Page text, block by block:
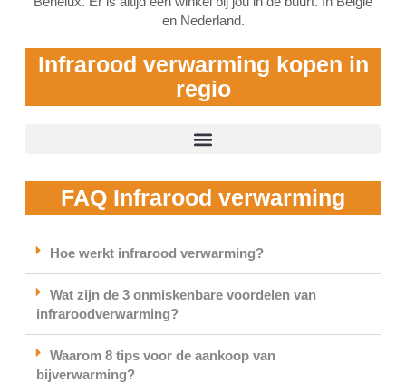
en Nederland.
Infrarood verwarming kopen in
regio
FAQ Infrarood verwarming
Hoe werkt infrarood verwarming?
Wat zijn de 3 onmiskenbare voordelen van
infraroodverwarming?
Waarom 8 tips voor de aankoop van
bijverwarming?